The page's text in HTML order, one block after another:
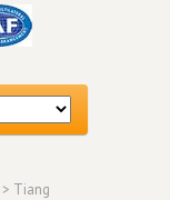
> Tiang